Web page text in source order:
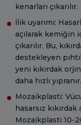
kenarları çıkarılır.
İlik uyarımı:
açılarak kemiğin
çıkarılır. Bu,
destekleyen
yeni kıkırdak
daha hızlı yıpranır.
Mozaikplasti:
hasarsız kıkırdak
Mozaikplasti 10-